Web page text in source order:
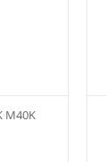
M40K